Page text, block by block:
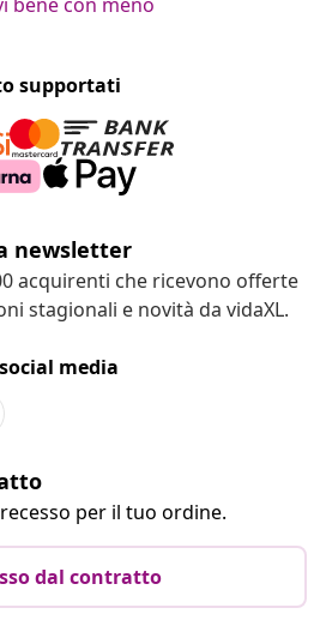
supportati
newsletter
acquirenti che ricevono offerte
stagionali e novità da vidaXL.
media
per il tuo ordine.
dal contratto